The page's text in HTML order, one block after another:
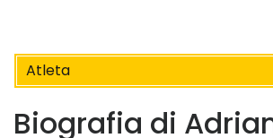
Atleta
Biografia di